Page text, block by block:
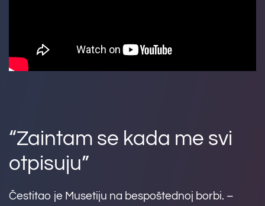
“Zaintam se kada me svi
otpisuju”
Čestitao je Musetiju na bespoštednoj borbi. –